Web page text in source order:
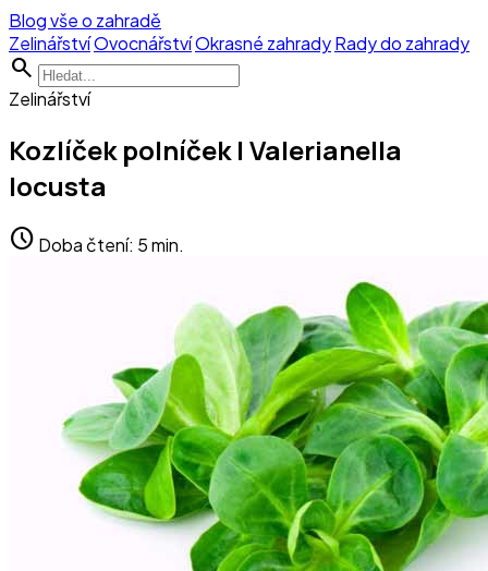
Blog vše o zahradě
ZelinářstvíOvocnářstvíOkrasné zahradyRady do zahrady
search
Zelinářství
Kozlíček polníček | Valerianella
locusta
schedule Doba čtení: 5 min.